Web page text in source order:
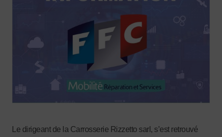
Le dirigeant de la Carrosserie Rizzetto sarl, s’est retrouvé